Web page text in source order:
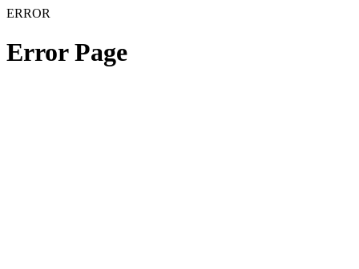
ERROR
Error Page